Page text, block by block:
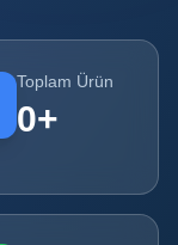
Toplam Ürün
0+